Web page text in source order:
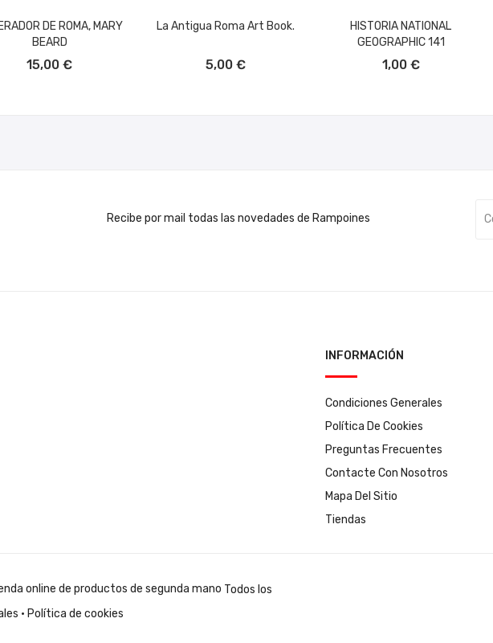
DE ROMA, MARY
BEARD
15,00 €
La Antigua Roma Art Book.
5,00 €
HISTORIA NATIONAL
GEOGRAPHIC 141
1,00 €
Recibe por mail todas las novedades de Rampoines
INFORMACIÓN
Condiciones Generales
Política De Cookies
Preguntas Frecuentes
Contacte Con Nosotros
Mapa Del Sitio
Tiendas
Todos los
· Política de cookies